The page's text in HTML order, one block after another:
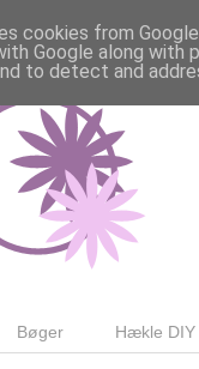
Bøger Hækle DIY
cookies from
Google along
to detect and